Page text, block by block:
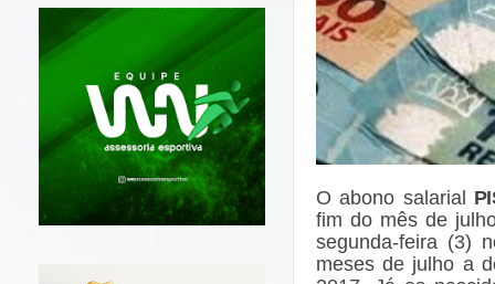
O abono salarial
fim do mês de
segunda-feira (3)
meses de julho a